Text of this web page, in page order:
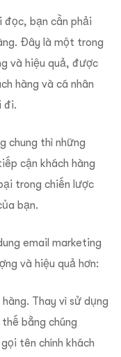
bạn cần phải
Đây là một trong
và hiệu quả, được
hàng và cá nhân
đi.
chung thì những
cận khách hàng
trong chiến lược
bạn.
email marketing
và hiệu quả hơn:
Thay vì sử dụng
bằng chúng
tên chính khách